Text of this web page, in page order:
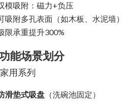
模吸附：磁力+负压
吸附多孔表面（如木板、水泥墙）
限承重提升300%
能场景划分
家用系列
滑垫式吸盘 （洗碗池固定）